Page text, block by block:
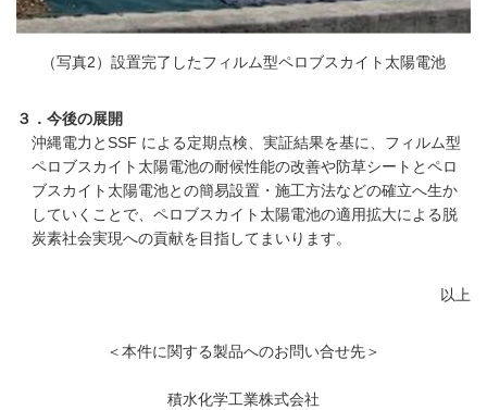
（写真2）設置完了したフィルム型ペロブスカイト太陽電池
３．今後の展開
沖縄電力とSSF による定期点検、実証結果を基に、フィルム型
ペロブスカイト太陽電池の耐候性能の改善や防草シートとペロ
ブスカイト太陽電池との簡易設置・施工方法などの確立へ生か
していくことで、ペロブスカイト太陽電池の適用拡大による脱
炭素社会実現への貢献を目指してまいります。
以上
＜本件に関する製品へのお問い合せ先＞
積水化学工業株式会社